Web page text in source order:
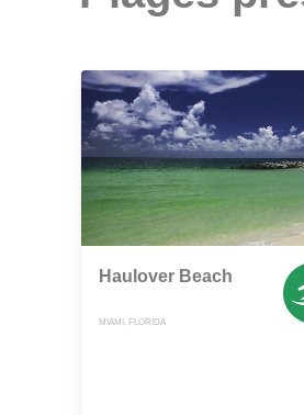
Haulover Beach
MIAMI, FLORIDA